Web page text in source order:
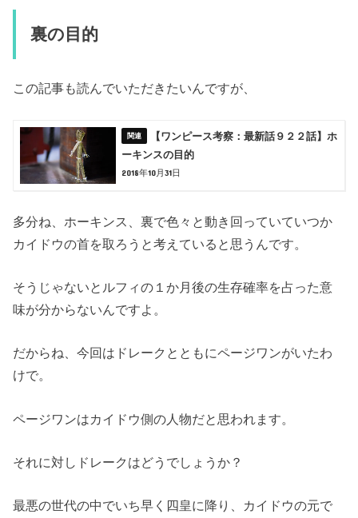
裏の目的
この記事も読んでいただきたいんですが、
【ワンピース考察：最新話９２２話】ホ
ーキンスの目的
2018年10月31日
多分ね、ホーキンス、裏で色々と動き回っていていつか
カイドウの首を取ろうと考えていると思うんです。
そうじゃないとルフィの１か月後の生存確率を占った意
味が分からないんですよ。
だからね、今回はドレークとともにページワンがいたわ
けで。
ページワンはカイドウ側の人物だと思われます。
それに対しドレークはどうでしょうか？
最悪の世代の中でいち早く四皇に降り、カイドウの元で